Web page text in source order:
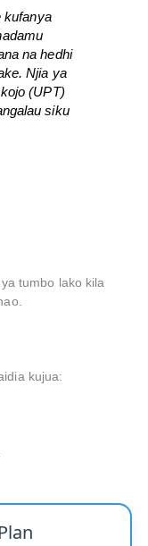
kufanya
na hedhi
Njia ya
(UPT)
siku
tumbo lako kila
kujua: